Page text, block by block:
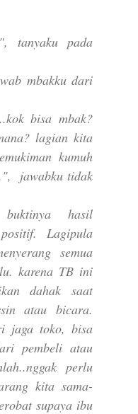
tanyaku pada
mbakku dari
bisa mbak?
lagian kita
kumuh
jawabku tidak
hasil
Lagipula
semua
karena TB ini
dahak saat
atau bicara.
jaga toko, bisa
pembeli atau
perlu
kita sama-
supaya ibu